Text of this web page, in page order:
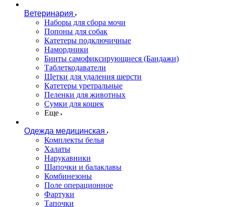
Ветеринария
Наборы для сбора мочи
Попоны для собак
Катетеры подключичные
Намордники
Бинты самофиксирующиеся (Бандажи)
Таблеткодаватели
Щетки для удаления шерсти
Катетеры уретральные
Пеленки для животных
Сумки для кошек
Еще
Одежда медицинская
Комплекты белья
Халаты
Нарукавники
Шапочки и балаклавы
Комбинезоны
Поле операционное
Фартуки
Тапочки